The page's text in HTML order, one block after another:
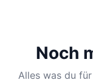
Noch
Alles was du